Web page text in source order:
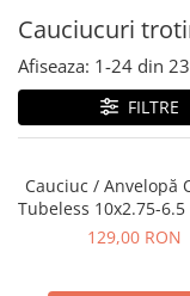
Placute de frana
Manete de frana
Etrieri
https://
Faruri
https://
Cauciucuri
Afiseaza: 1-24 din
FILTRE
Cauciuc / Anvelopă
Tubeless 10x2.75-
G2/G2 Master
129,00 RON